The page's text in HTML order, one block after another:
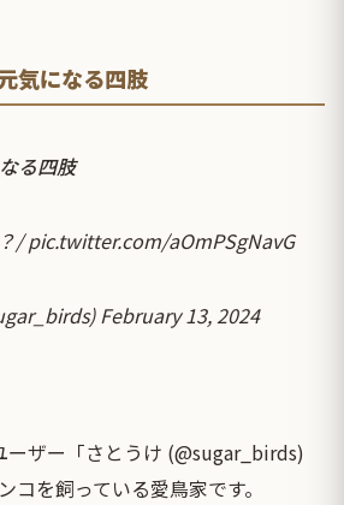
気になる四肢
る四肢
/pic.twitter.com/aOmPSgNavG
February 13, 2024
ーザー「さとうけ (@sugar_birds)
コを飼っている愛鳥家です。